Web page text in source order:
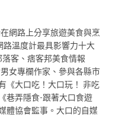
網路上分享旅遊美食與烹
溫度計最具影響力十大
客、痞客邦美食情報
女專欄作家、參與各縣市
《大口吃！大口玩！ 非吃
巷弄隱食-跟著大口食遊
體協會監事。大口的自媒